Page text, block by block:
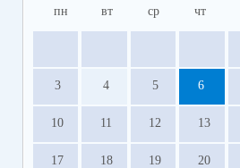
пн вт ср чт
3 4 5 6
10 11 12 13
17 18 19 20